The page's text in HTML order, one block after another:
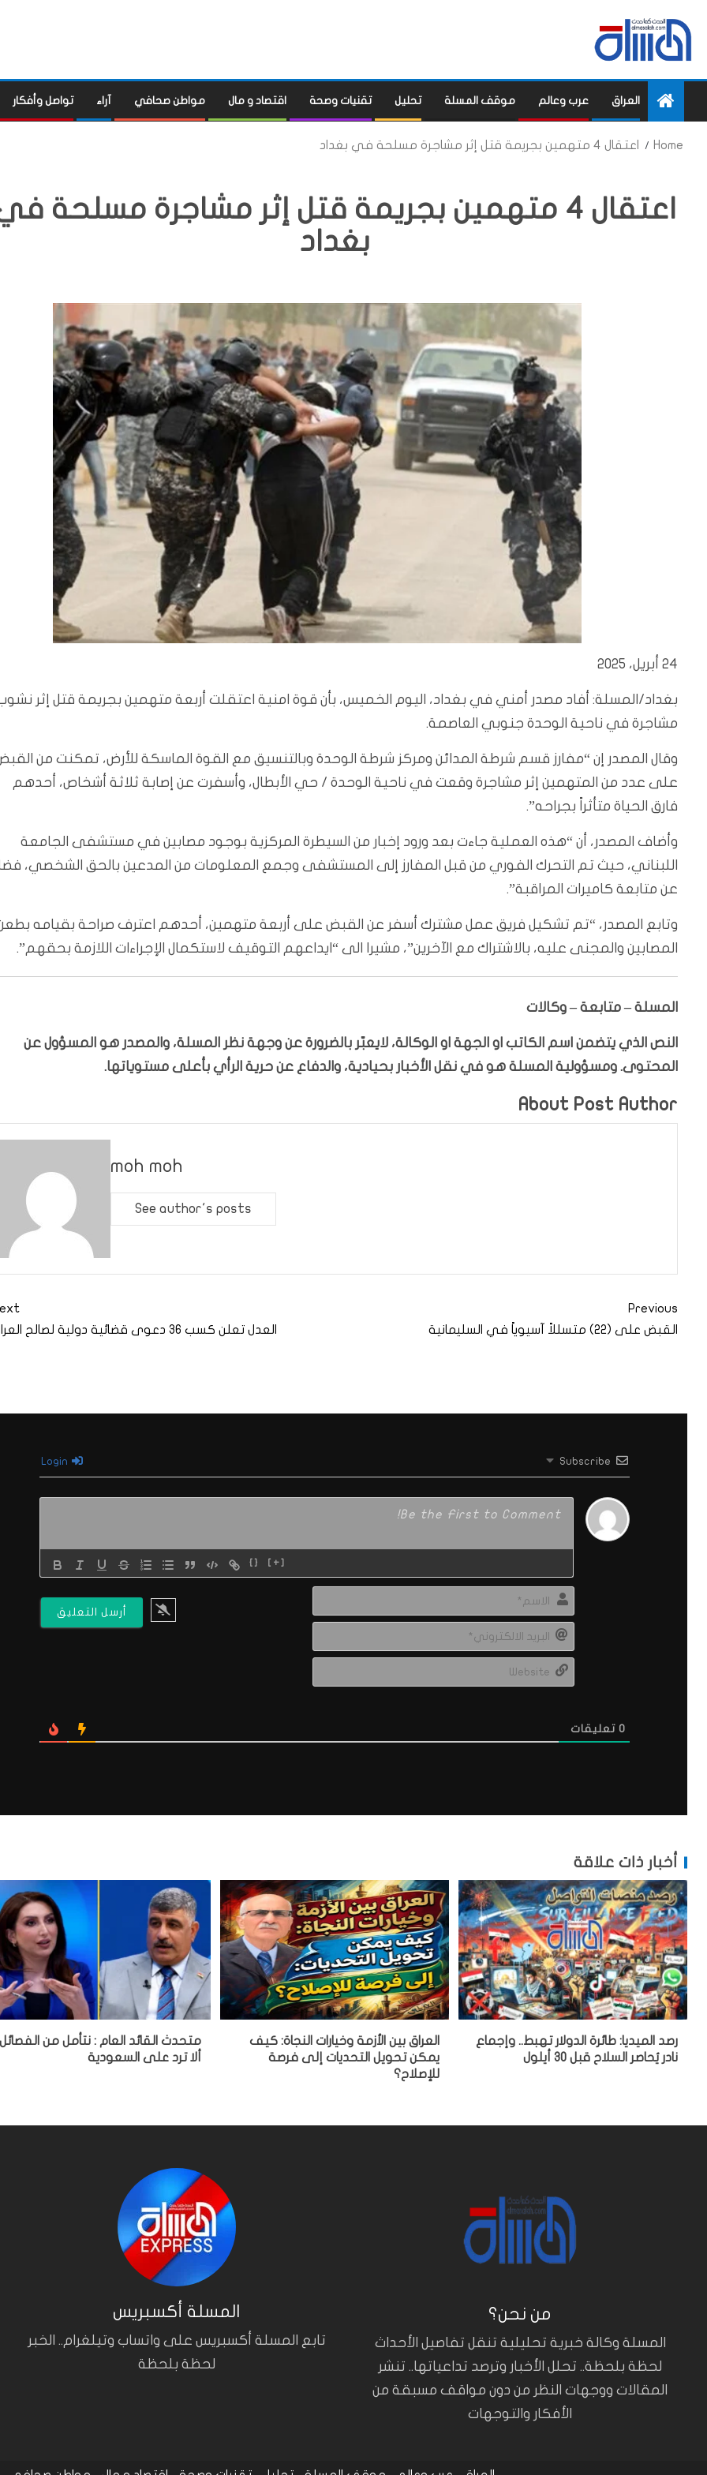
العراق عرب وعالم موقف المسلة تحليل تقنيات وصحة اقتصاد و مال مواطن صحافي آراء تواصل وأفكار
Home اعتقال 4 متهمين بجريمة قتل إثر مشاجرة مسلحة في بغداد
اعتقال 4 متهمين بجريمة قتل إثر مشاجرة مسلحة
بغداد
24 أبريل، 2025
بغداد/المسلة: أفاد مصدر أمني في بغداد، اليوم الخميس، بأن قوة امنية اعتقلت أربعة متهمين بجريمة قتل إثر
مشاجرة في ناحية الوحدة جنوبي العاصمة.
وقال المصدر إن “مفارز قسم شرطة المدائن ومركز شرطة الوحدة وبالتنسيق مع القوة الماسكة للأرض، تمكنت من
على عدد من المتهمين إثر مشاجرة وقعت في ناحية الوحدة / حي الأبطال، وأسفرت عن إصابة ثلاثة أشخاص، أحدهم
فارق الحياة متأثراً بجراحه”.
وأضاف المصدر، أن “هذه العملية جاءت بعد ورود إخبار من السيطرة المركزية بوجود مصابين في مستشفى الجامعة
اللبناني، حيث تم التحرك الفوري من قبل المفارز إلى المستشفى وجمع المعلومات من المدعين بالحق الشخصي،
عن متابعة كاميرات المراقبة”.
وتابع المصدر، “تم تشكيل فريق عمل مشترك أسفر عن القبض على أربعة متهمين، أحدهم اعترف صراحة بقيامه
المصابين والمجنى عليه، بالاشتراك مع الآخرين”، مشيرا الى “ايداعهم التوقيف لاستكمال الإجراءات اللازمة بحقهم”.
المسلة – متابعة – وكالات
النص الذي يتضمن اسم الكاتب او الجهة او الوكالة، لايعبّر بالضرورة عن وجهة نظر المسلة، والمصدر هو المسؤول عن
المحتوى. ومسؤولية المسلة هو في نقل الأخبار بحيادية، والدفاع عن حرية الرأي بأعلى مستوياتها.
About Post Author
moh moh
See author's posts
Previous
القبض على (22) متسللاً آسيوياً في السليمانية
العدل تعلن كسب 36 دعوى قضائية دولية لصالح العراق
Subscribe
{} [+]
0 تعليقات
أخبار ذات علاقة
رصد الميديا: طائرة الدولار تهبط.. وإجماع
نادر يُحاصر السلاح قبل 30 أيلول
العراق بين الأزمة وخيارات النجاة: كيف
يمكن تحويل التحديات إلى فرصة
للإصلاح؟
متحدث القائد العام : نتأمل من الفصائل
ألا ترد على السعودية
المسلة أكسبريس
تابع المسلة أكسبريس على واتساب وتيلغرام.. الخبر
لحظة بلحظة
من نحن؟
المسلة وكالة خبرية تحليلية تنقل تفاصيل الأحداث
لحظة بلحظة.. تحلل الأخبار وترصد تداعياتها.. تنشر
المقالات ووجهات النظر من دون مواقف مسبقة من
الأفكار والتوجهات